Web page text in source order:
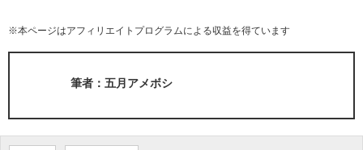
※本ページはアフィリエイトプログラムによる収益を得ています
筆者：五月アメボシ